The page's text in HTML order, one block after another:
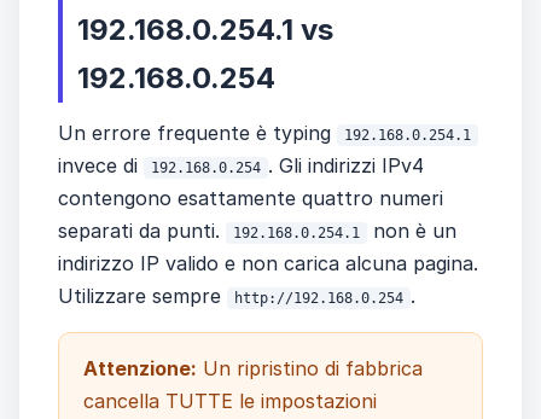
192.168.0.254.1 vs
192.168.0.254
Un errore frequente è typing 192.168.0.254.1
invece di 192.168.0.254 . Gli indirizzi IPv4
contengono esattamente quattro numeri
separati da punti.
192.168.0.254.1
non è un
indirizzo IP valido e non carica alcuna pagina.
Utilizzare sempre
http://192.168.0.254 .
Attenzione: Un ripristino di fabbrica
cancella TUTTE le impostazioni